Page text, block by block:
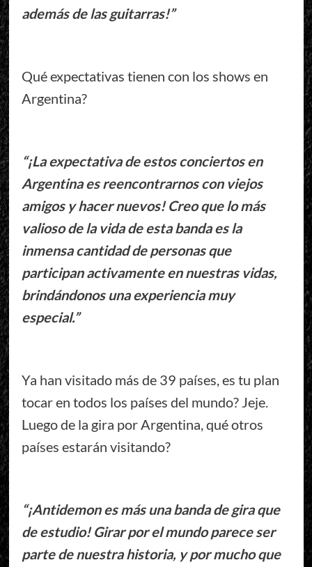
además de las guitarras!”
Qué expectativas tienen con los shows en
Argentina?
“¡La expectativa de estos conciertos en
Argentina es reencontrarnos con viejos
amigos y hacer nuevos! Creo que lo más
valioso de la vida de esta banda es la
inmensa cantidad de personas que
participan activamente en nuestras vidas,
brindándonos una experiencia muy
especial.”
Ya han visitado más de 39 países, es tu plan
tocar en todos los países del mundo? Jeje.
Luego de la gira por Argentina, qué otros
países estarán visitando?
“¡Antidemon es más una banda de gira que
de estudio! Girar por el mundo parece ser
parte de nuestra historia, y por mucho que